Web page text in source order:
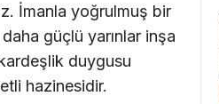
İmanla yoğrulmuş bir
güçlü yarınlar inşa
duygusu
hazinesidir.